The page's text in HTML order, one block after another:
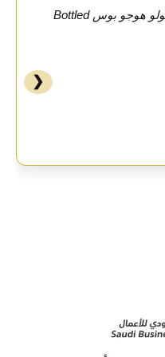
مستوحى باتل ابسولو هوجو بوس Bottled
❮